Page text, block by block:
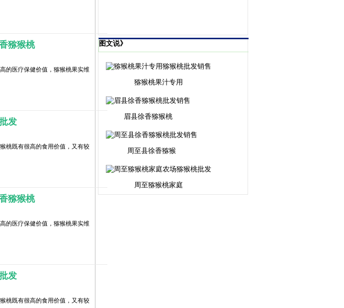
猕猴桃
的医疗保健价值，猕猴桃果实维
发
桃既有很高的食用价值，又有较
猕猴桃
的医疗保健价值，猕猴桃果实维
发
桃既有很高的食用价值，又有较
图文说》
猕猴桃果汁专用
眉县徐香猕猴桃
周至县徐香猕猴
周至猕猴桃家庭